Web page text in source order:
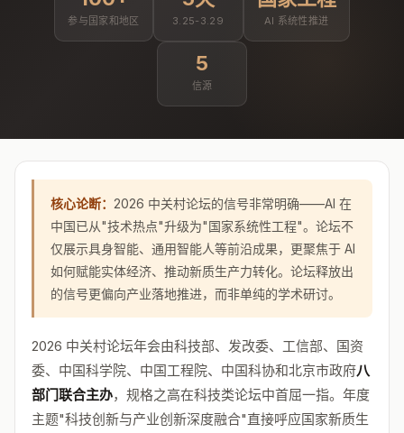
参与国家和地区 3.25-3.29 AI 系统性推进
5
信源
核心论断： 2026 中关村论坛的信号非常明确——AI 在
中国已从"技术热点"升级为"国家系统性工程"。论坛不
仅展示具身智能、通用智能人等前沿成果，更聚焦于 AI
如何赋能实体经济、推动新质生产力转化。论坛释放出
的信号更偏向产业落地推进，而非单纯的学术研讨。
2026 中关村论坛年会由科技部、发改委、工信部、国资
委、中国科学院、中国工程院、中国科协和北京市政府八
部门联合主办，规格之高在科技类论坛中首屈一指。年度
主题"科技创新与产业创新深度融合"直接呼应国家新质生